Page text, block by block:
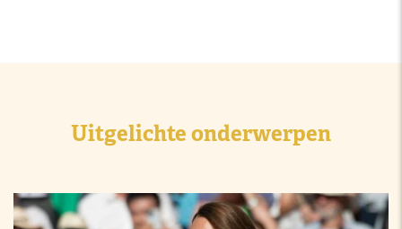
Uitgelichte onderwerpen